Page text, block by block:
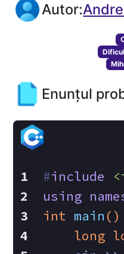
Autor:
Enunțul
#include
using
int main ()
long